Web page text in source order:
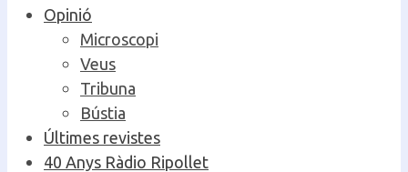
Opinió
Microscopi
Veus
Tribuna
Bústia
Últimes revistes
40 Anys Ràdio Ripollet